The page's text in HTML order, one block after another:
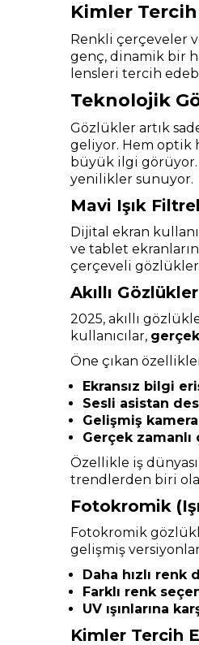
Kimler
Renkli çerçeveler
genç, dinamik bir
lensleri tercih
Teknolojik
Gözlükler artık
geliyor. Hem optik
büyük ilgi görüyor.
yenilikler sunuyor.
Mavi Işık
Dijital ekran
ve tablet
çerçeveli
Akıllı
2025, akıllı
kullanıcılar,
Öne çıkan
Ekransız bilgi
Sesli asistan
Gelişmiş
Gerçek zamanlı
Özellikle iş
trendlerden biri
Fotokromik
Fotokromik
gelişmiş
Daha hızlı renk
Farklı renk
UV ışınlarına
Kimler Tercih